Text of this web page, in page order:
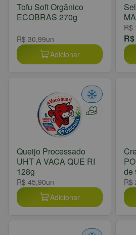
Tofu Soft Orgânico
ECOBRAS 270g
R$ 30,99un
Adicionar
R$
Queijo Processado
UHT A VACA QUE RI
128g
R$ 45,90un
Adicionar
de
R$